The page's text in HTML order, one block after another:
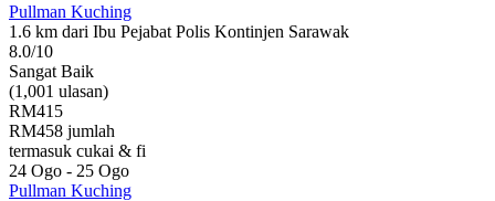
Pullman Kuching
1.6 km dari Ibu Pejabat Polis Kontinjen Sarawak
8.0/10
Sangat Baik
(1,001 ulasan)
RM415
RM458 jumlah
termasuk cukai & fi
24 Ogo - 25 Ogo
Pullman Kuching